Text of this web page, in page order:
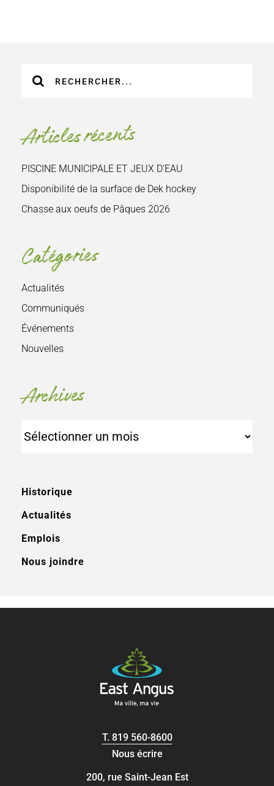
sur
Articles récents
PISCINE MUNICIPALE ET JEUX D’EAU
Disponibilité de la surface de Dek hockey
Chasse aux oeufs de Pâques 2026
Catégories
Actualités
Communiqués
Événements
Nouvelles
Archives
Historique
Actualités
Emplois
Nous joindre
T. 819 560-8600
Nous écrire
200, rue Saint-Jean Est